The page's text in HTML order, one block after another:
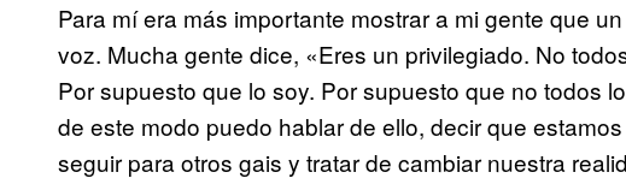
Para mí era más importante mostrar a mi gente que
voz. Mucha gente dice, «Eres un privilegiado. No
Por supuesto que lo soy. Por supuesto que no todos
de este modo puedo hablar de ello, decir que
seguir para otros gais y tratar de cambiar nuestra